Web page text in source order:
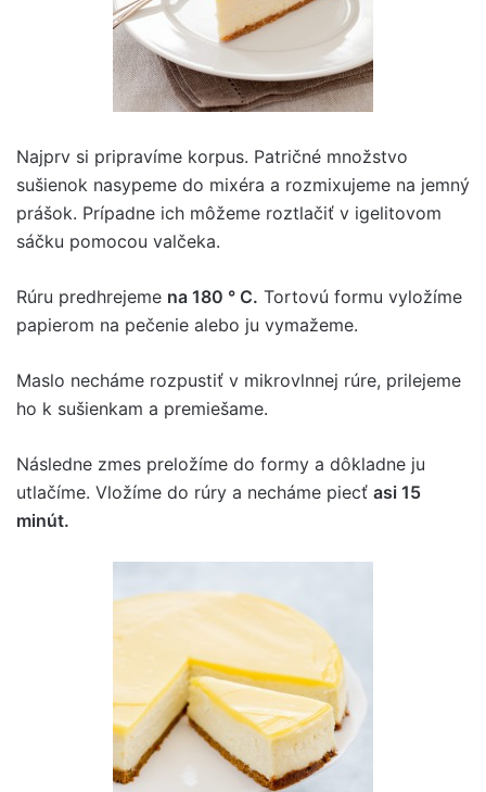
Najprv si pripravíme korpus. Patričné množstvo
sušienok nasypeme do mixéra a rozmixujeme na jemný
prášok. Prípadne ich môžeme roztlačiť v igelitovom
sáčku pomocou valčeka.
Rúru predhrejeme na 180 ° C. Tortovú formu vyložíme
papierom na pečenie alebo ju vymažeme.
Maslo necháme rozpustiť v mikrovlnnej rúre, prilejeme
ho k sušienkam a premiešame.
Následne zmes preložíme do formy a dôkladne ju
utlačíme. Vložíme do rúry a necháme piecť asi 15
minút.